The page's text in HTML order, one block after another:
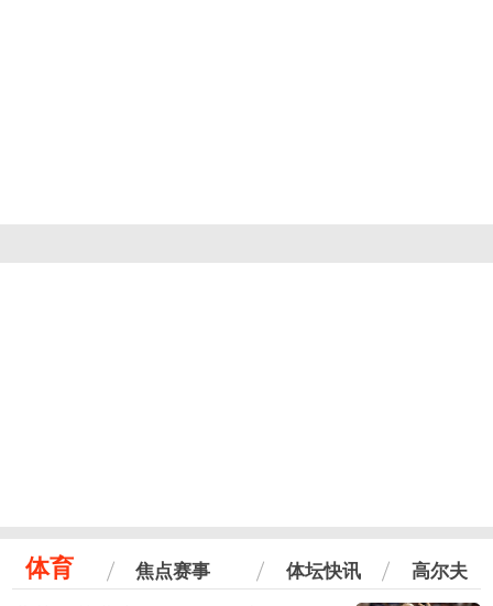
体育 焦点赛事 体坛快讯 高尔夫